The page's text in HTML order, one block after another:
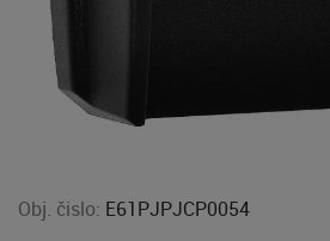
Obj. čislo: E61PJPJCP0054